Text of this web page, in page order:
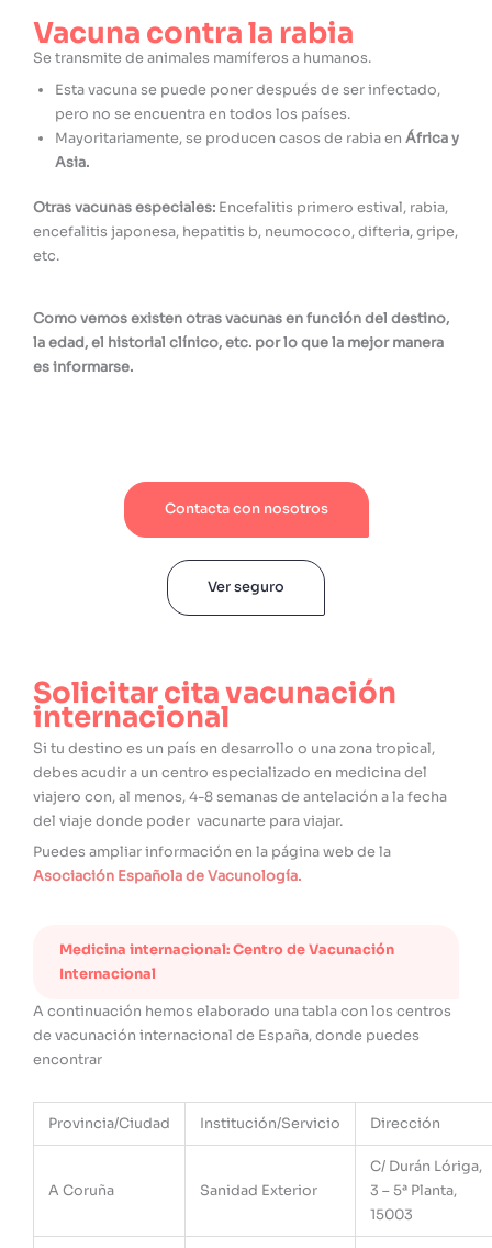
Vacuna contra la rabia
Se transmite de animales mamíferos a humanos.
Esta vacuna se puede poner después de ser infectado,
pero no se encuentra en todos los países.
Mayoritariamente, se producen casos de rabia en África y
Asia.
Otras vacunas especiales: Encefalitis primero estival, rabia,
encefalitis japonesa, hepatitis b, neumococo, difteria, gripe,
etc.
Como vemos existen otras vacunas en función del destino,
la edad, el historial clínico, etc. por lo que la mejor manera
es informarse.
Contacta con nosotros
Ver seguro
Solicitar cita vacunación
internacional
Si tu destino es un país en desarrollo o una zona tropical,
debes acudir a un centro especializado en medicina del
viajero con, al menos, 4-8 semanas de antelación a la fecha
del viaje donde poder vacunarte para viajar.
Puedes ampliar información en la página web de la
Asociación Española de Vacunología.
Medicina internacional: Centro de Vacunación
Internacional
A continuación hemos elaborado una tabla con los centros
de vacunación internacional de España, donde puedes
encontrar
Provincia/Ciudad Institución/Servicio Dirección
A Coruña Sanidad Exterior
C/ Durán Lóriga,
3 – 5ª Planta,
15003